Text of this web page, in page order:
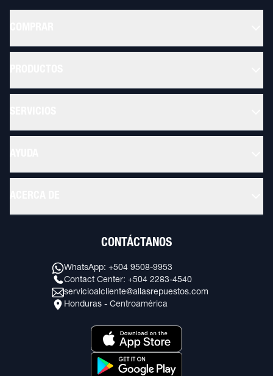
CONTÁCTANOS
WhatsApp: +504 9508-9953
Contact Center: +504 2283-4540
servicioalcliente@allasrepuestos.com
Honduras - Centroamérica